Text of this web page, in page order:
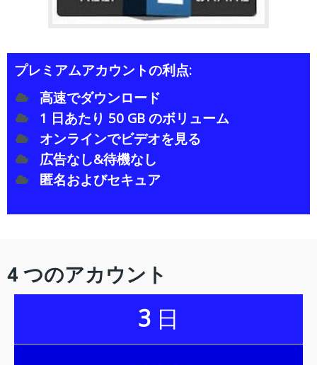
プレミアムアカウントの利点:
高速でダウンロード
1 日あたり 50 GB のボリューム
オンラインでビデオを見る
広告なし&待機なし
匿名およびセキュア
4 つのアカウント
3 日